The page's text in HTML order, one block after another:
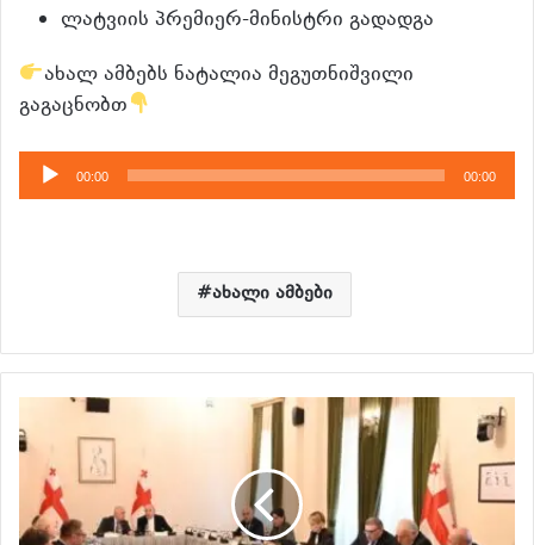
ლატვიის პრემიერ-მინისტრი გადადგა
ახალ ამბებს ნატალია მეგუთნიშვილი
გაგაცნობთ
აუდიო
დამკვრელი
00:00 00:00
ახალი ამბები